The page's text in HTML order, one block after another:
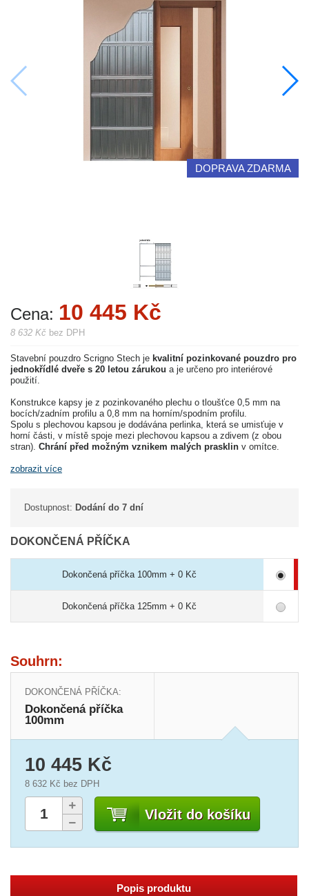
DOPRAVA ZDARMA
Cena: 10 445 Kč
8 632 Kč bez DPH
Stavební pouzdro Scrigno Stech je kvalitní pozinkované pouzdro pro
jednokřídlé dveře s 20 letou zárukou a je určeno pro interiérové
použití.
Konstrukce kapsy je z pozinkovaného plechu o tloušťce 0,5 mm na
bocích/zadním profilu a 0,8 mm na horním/spodním profilu.
Spolu s plechovou kapsou je dodávána perlinka, která se umisťuje v
horní části, v místě spoje mezi plechovou kapsou a zdivem (z obou
stran). Chrání před možným vznikem malých prasklin v omítce.
zobrazit více
Dostupnost: Dodání do 7 dní
DOKONČENÁ PŘÍČKA
Dokončená příčka 100mm + 0 Kč
Dokončená příčka 125mm + 0 Kč
Souhrn:
DOKONČENÁ PŘÍČKA:
Dokončená příčka
100mm
Vložit do košíku
10 445 Kč
8 632 Kč bez DPH
Popis produktu